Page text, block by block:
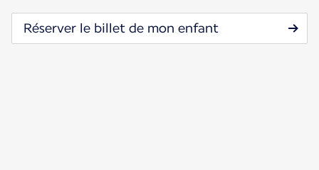
Réserver le billet de mon enfant